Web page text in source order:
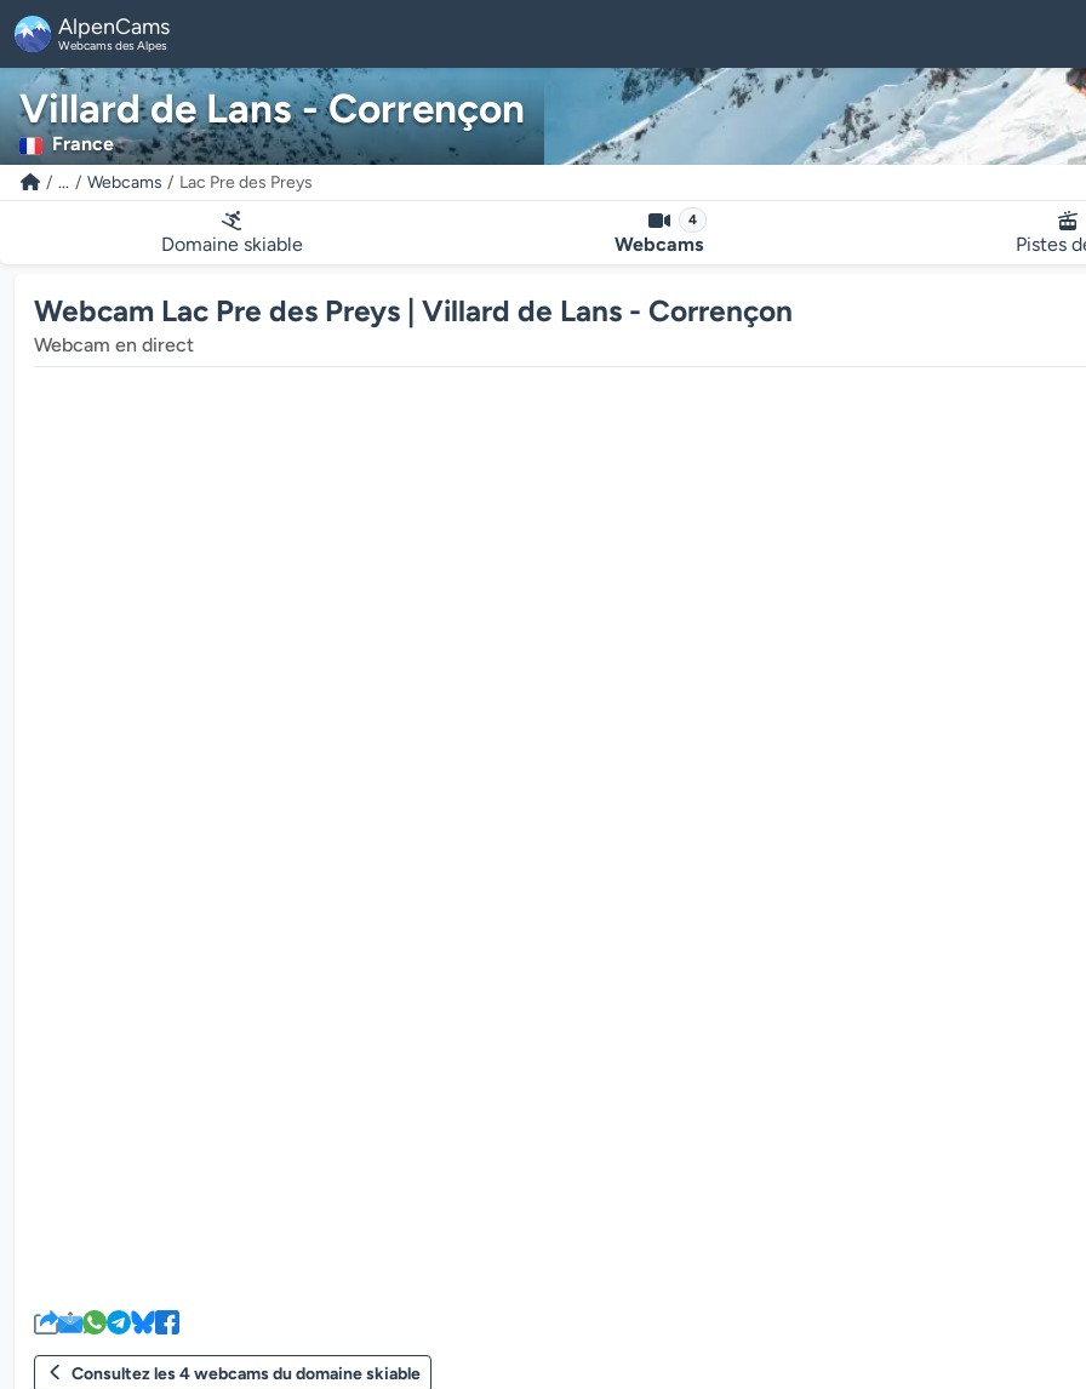
AlpenCams
Webcams des Alpes
Villard de Lans - Corrençon
France
... Webcams Lac Pre des Preys
Domaine skiable
4
Webcams Pistes
Webcam Lac Pre des Preys | Villard de Lans - Corrençon
Webcam en direct
Consultez les 4 webcams du domaine skiable